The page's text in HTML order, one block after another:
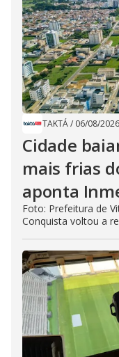
TAKTÁ/ 06/08/2026
Cidade
mais frias
aponta
Foto: Prefeitura de
Conquista voltou a